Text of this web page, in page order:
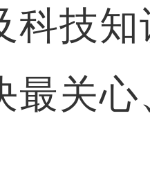
科技
最关